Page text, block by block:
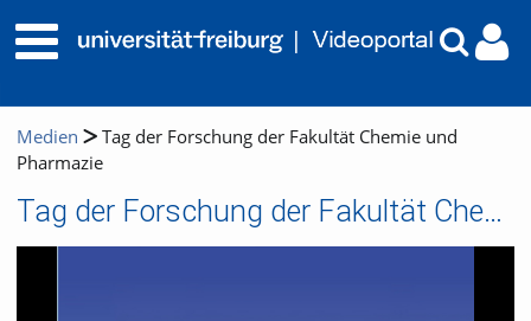
Medien
Tag der Forschung der Fakultät Chemie und
Pharmazie
Tag der Forschung der Fakultät Chemie und Pharmazie